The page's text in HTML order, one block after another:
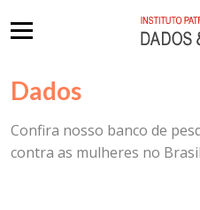
Dados
Confira nosso banco de
contra as mulheres no